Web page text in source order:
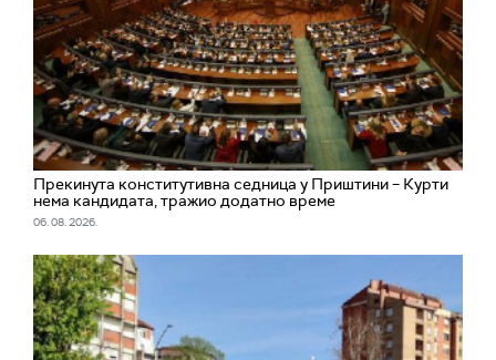
Прекинута конститутивна седница у Приштини – Курти
нема кандидата, тражио додатно време
06. 08. 2026.